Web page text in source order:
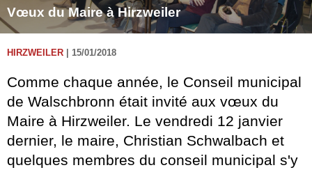
Vœux du Maire à Hirzweiler
HIRZWEILER 15/01/2018
Comme chaque année, le Conseil municipal
de Walschbronn était invité aux vœux du
Maire à Hirzweiler. Le vendredi 12 janvier
dernier, le maire, Christian Schwalbach et
quelques membres du conseil municipal s'y